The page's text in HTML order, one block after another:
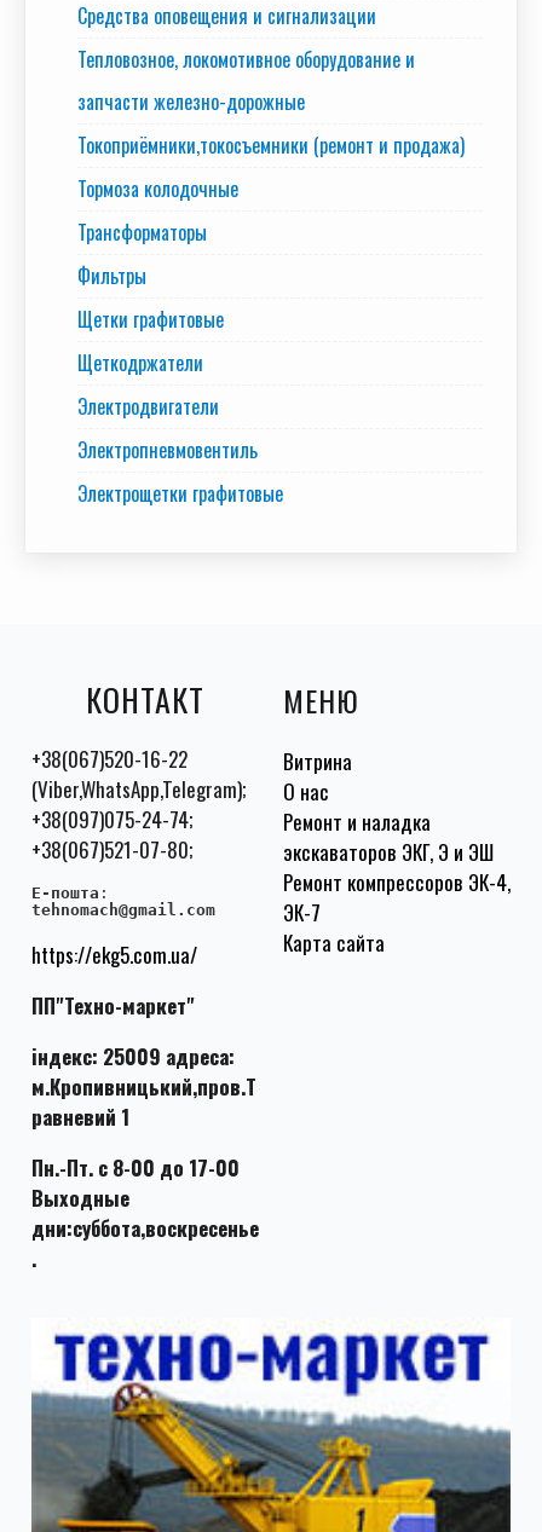
Средства оповещения и сигнализации
Тепловозное, локомотивное оборудование и
запчасти железно-дорожные
Токоприёмники,токосъемники (ремонт и продажа)
Тормоза колодочные
Трансформаторы
Фильтры
Щетки графитовые
Щеткодржатели
Электродвигатели
Электропневмовентиль
Электрощетки графитовые
КОНТАКТ
+38(067)520-16-22
(Viber,WhatsApp,Telegram);
+38(097)075-24-74;
+38(067)521-07-80;
E-пошта :
tehnomach@gmail.com
https://ekg5.com.ua/
ПП"Техно-маркет"
індекс: 25009 адреса:
м.Кропивницький,пров.Т
равневий 1
Пн.-Пт. с 8-00 до 17-00
Выходные
дни:суббота,воскресенье
.
МЕНЮ
Витрина
О нас
Ремонт и наладка
экскаваторов ЭКГ, Э и ЭШ
Ремонт компрессоров ЭК-4,
ЭК-7
Карта сайта